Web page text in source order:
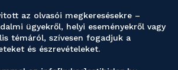
az olvasói megkeresésekre –
ügyekről, helyi eseményekről vagy
témáról, szívesen fogadjuk a
és észrevételeket.